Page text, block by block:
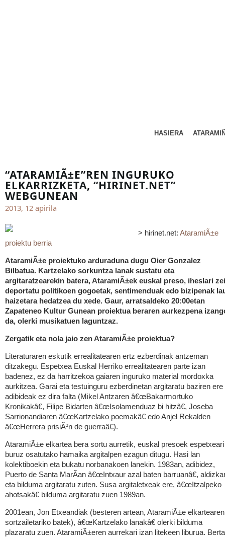
HASIERA
“ATARAMIÃ±E”REN INGURUKO
ELKARRIZKETA, “HIRINET.NET”
WEBGUNEAN
2013, 12 apirila
> hirinet.net: AtaramiÃ±e
proiektu berria
AtaramiÃ±e proiektuko arduraduna dugu Oier Gonzalez
Bilbatua. Kartzelako sorkuntza lanak sustatu eta
argitaratzearekin batera, AtaramiÃ±ek euskal preso, iheslari
deportatu politikoen gogoetak, sentimenduak edo bizipenak
haizetara hedatzea du xede. Gaur, arratsaldeko 20:00etan
Zapateneo Kultur Gunean proiektua beraren aurkezpena
da, olerki musikatuen laguntzaz.
Zergatik eta nola jaio zen AtaramiÃ±e proiektua?
Literaturaren eskutik errealitatearen ertz ezberdinak antzeman
ditzakegu. Espetxea Euskal Herriko errealitatearen parte izan
badenez, ez da harritzekoa gaiaren inguruko material mordoxka
aurkitzea. Garai eta testuinguru ezberdinetan argitaratu baziren ere
adibideak ez dira falta (Mikel Antzaren â€œBakarmortuko
Kronikakâ€, Filipe Bidarten â€œIsolamenduaz bi hitzâ€, Joseba
Sarrionandiaren â€œKartzelako poemakâ€ edo Anjel Rekalden
â€œHerrera prisiÃ³n de guerraâ€).
AtaramiÃ±e elkartea bera sortu aurretik, euskal presoek espetxeari
buruz osatutako hamaika argitalpen ezagun ditugu. Hasi lan
kolektiboekin eta bukatu norbanakoen lanekin. 1983an, adibidez,
Puerto de Santa MarÃ­an â€œIntxaur azal baten barruanâ€,
eta bilduma argitaratu zuten. Susa argitaletxeak ere, â€œItzalpeko
ahotsakâ€ bilduma argitaratu zuen 1989an.
2001ean, Jon Etxeandiak (besteren artean, AtaramiÃ±e elkartearen
sortzailetariko batek), â€œKartzelako lanakâ€ olerki bilduma
plazaratu zuen. AtaramiÃ±eren aurrekari izan litekeen liburua.